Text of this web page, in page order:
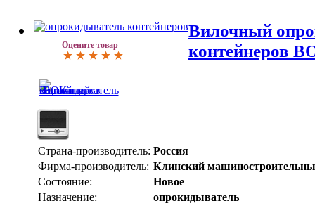
Оцените товар
Вилочный
контейнеров
Страна-производитель: Россия
Фирма-производитель: Клинский
Состояние:
Новое
Назначение:
опрокидыватель